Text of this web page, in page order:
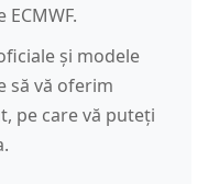
și modele
să vă oferim
pe care vă puteți